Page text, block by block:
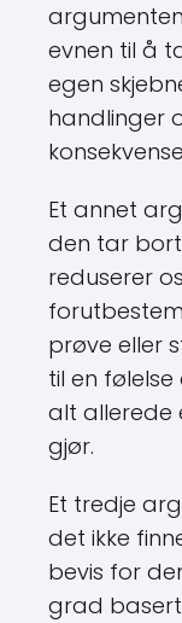
evnen til å
egen
handlinger
Et annet
den tar
reduserer
prøve eller
til en
alt allerede
gjør.
Et tredje
det ikke
bevis for
grad